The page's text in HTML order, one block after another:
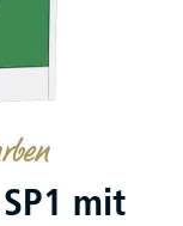
mit